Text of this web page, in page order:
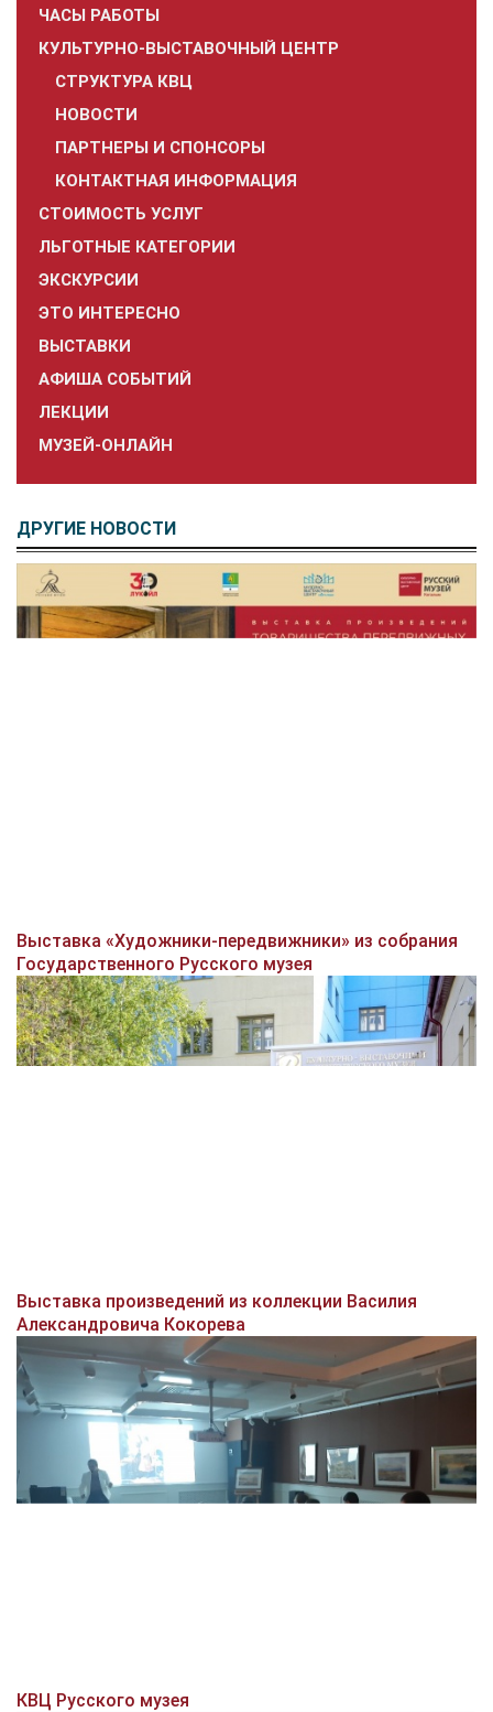
ЧАСЫ РАБОТЫ
КУЛЬТУРНО-ВЫСТАВОЧНЫЙ ЦЕНТР
СТРУКТУРА КВЦ
НОВОСТИ
ПАРТНЕРЫ И СПОНСОРЫ
КОНТАКТНАЯ ИНФОРМАЦИЯ
СТОИМОСТЬ УСЛУГ
ЛЬГОТНЫЕ КАТЕГОРИИ
ЭКСКУРСИИ
ЭТО ИНТЕРЕСНО
ВЫСТАВКИ
АФИША СОБЫТИЙ
ЛЕКЦИИ
МУЗЕЙ-ОНЛАЙН
ДРУГИЕ НОВОСТИ
Выставка «Художники-передвижники» из собрания
Государственного Русского музея
Выставка произведений из коллекции Василия
Александровича Кокорева
КВЦ Русского музея